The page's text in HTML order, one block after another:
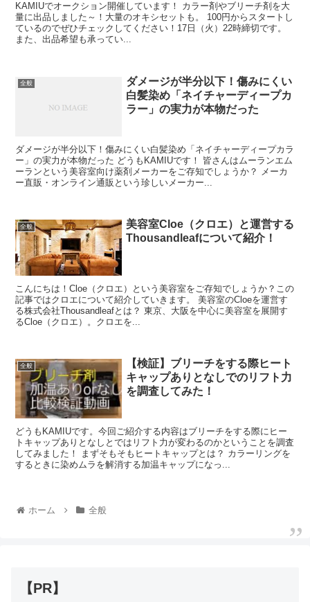
KAMIUでオークション開催しています！ カラー剤やブリーチ剤を大
量に出品しました～！大量のオキシセットも。 100円からスタートし
ているのでぜひチェックしてください！17日（火）22時締切です。
また、出品希望も承ってい...
全般
ダメージが半分以下！傷みにくい
白髪染め「ネイチャーディープカ
ラー」の実力が本物だった
ダメージが半分以下！傷みにくい白髪染め「ネイチャーディープカラ
ー」の実力が本物だった どうもKAMIUです！ 皆さんはムーランエム
ーランという美容室向け薬剤メーカーをご存知でしょうか？ メーカ
ー直販・オンライン通販という珍しいメーカー...
全般
美容室Cloe（クロエ）と運営する
Thousandleafについて紹介！
こんにちは！Cloe（クロエ）という美容室をご存知でしょうか？この
記事ではクロエについて紹介していきます。 美容室のCloeを運営す
る株式会社Thousandleafとは？ 東京、大阪を中心に美容室を展開す
るCloe（クロエ）。クロエを...
全般
【検証】ブリーチをする際ヒート
キャップありとなしでのリフト力
を調査してみた！
どうもKAMIUです。今回ご紹介する内容はブリーチをする際にヒー
トキャップありとなしとではリフト力が変わるのかということを調査
してみました！ まずそもそもヒートキャップとは？ カラーリングを
するときに染めムラを解消する加温キャップになっ...
ホーム 全般
【PR】